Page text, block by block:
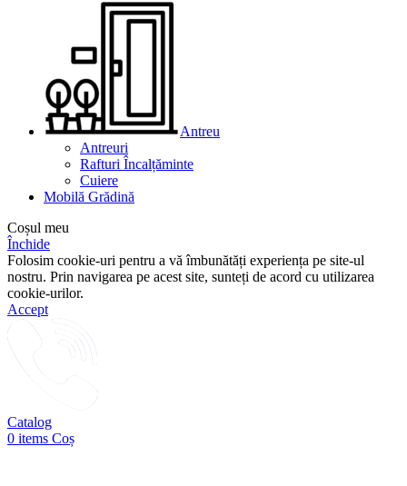
Antreu
Antreuri
Rafturi Încalțăminte
Cuiere
Mobilă Grădină
Coșul meu
Închide
Folosim cookie-uri pentru a vă îmbunătăți experiența pe site-ul
nostru. Prin navigarea pe acest site, sunteți de acord cu utilizarea
cookie-urilor.
Accept
Catalog
0 items Coș